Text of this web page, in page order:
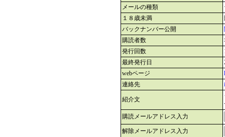
メールの種類
１８歳未満
バックナンバー公開
購読者数
発行回数
最終発行日
webページ
連絡先
紹介文
購読メールアドレス入力
解除メールアドレス入力